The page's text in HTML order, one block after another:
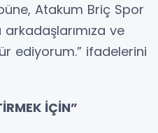
Atakum Briç Spor
ve
ediyorum.” ifadelerini
İÇİN”